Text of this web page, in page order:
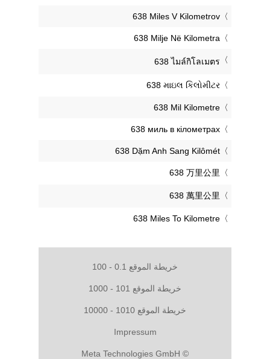
‎638 Miles V Kilometrov
‎638 Milje Në Kilometra
‎638 ไมล์กิโลเมตร
‎638 માઇલ કિલોમીટર
‎638 Mil Kilometre
‎638 миль в кілометрах
‎638 Dặm Anh Sang Kilômét
‎638 万里公里
‎638 萬里公里
‎638 Miles To Kilometre
خريطة الموقع 0.1 - 100
خريطة الموقع 101 - 1000
خريطة الموقع 1010 - 10000
Impressum
© Meta Technologies GmbH